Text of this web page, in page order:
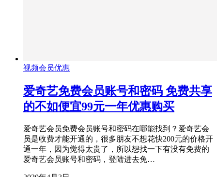
视频会员优惠
爱奇艺免费会员账号和密码 免费共享
的不如便宜99元一年优惠购买
爱奇艺会员免费会员账号和密码在哪能找到？爱奇艺会
员是收费才能开通的，很多朋友不想花快200元的价格开
通一年，因为觉得太贵了，所以想找一下有没有免费的
爱奇艺会员账号和密码，登陆进去免…